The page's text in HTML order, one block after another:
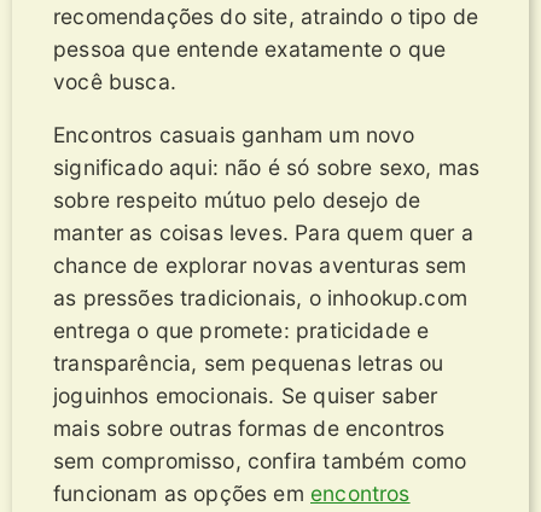
recomendações do site, atraindo o tipo de
pessoa que entende exatamente o que
você busca.
Encontros casuais ganham um novo
significado aqui: não é só sobre sexo, mas
sobre respeito mútuo pelo desejo de
manter as coisas leves. Para quem quer a
chance de explorar novas aventuras sem
as pressões tradicionais, o inhookup.com
entrega o que promete: praticidade e
transparência, sem pequenas letras ou
joguinhos emocionais. Se quiser saber
mais sobre outras formas de encontros
sem compromisso, confira também como
funcionam as opções em encontros